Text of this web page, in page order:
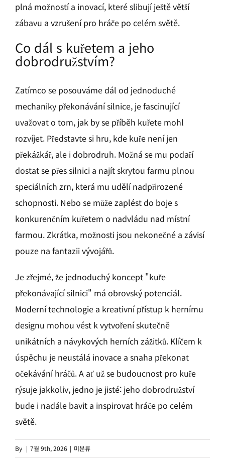
plná možností a inovací, které slibují ještě větší
zábavu a vzrušení pro hráče po celém světě.
Co dál s kuřetem a jeho
dobrodružstvím?
Zatímco se posouváme dál od jednoduché
mechaniky překonávání silnice, je fascinující
uvažovat o tom, jak by se příběh kuřete mohl
rozvíjet. Představte si hru, kde kuře není jen
překážkář, ale i dobrodruh. Možná se mu podaří
dostat se přes silnici a najít skrytou farmu plnou
speciálních zrn, která mu udělí nadpřirozené
schopnosti. Nebo se může zaplést do boje s
konkurenčním kuřetem o nadvládu nad místní
farmou. Zkrátka, možnosti jsou nekonečné a závisí
pouze na fantazii vývojářů.
Je zřejmé, že jednoduchý koncept "kuře
překonávající silnici" má obrovský potenciál.
Moderní technologie a kreativní přístup k hernímu
designu mohou vést k vytvoření skutečně
unikátních a návykových herních zážitků. Klíčem k
úspěchu je neustálá inovace a snaha překonat
očekávání hráčů. A ať už se budoucnost pro kuře
rýsuje jakkoliv, jedno je jisté: jeho dobrodružství
bude i nadále bavit a inspirovat hráče po celém
světě.
By | 7월 9th, 2026 | 미분류